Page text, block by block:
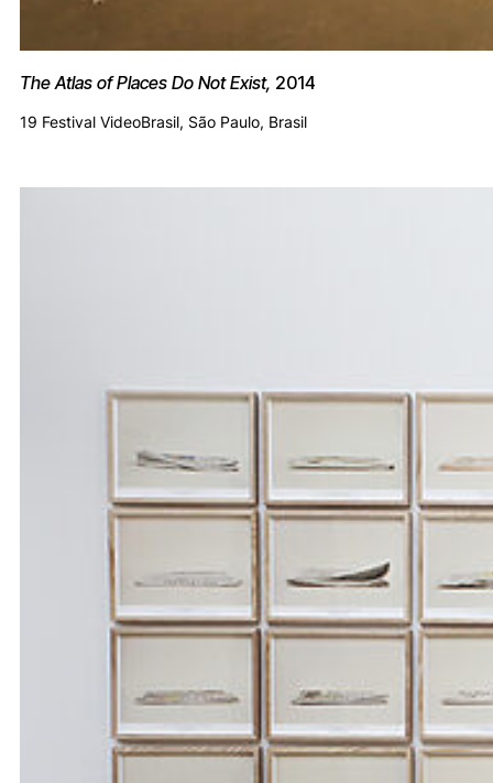
The Atlas of Places Do Not Exist, 2014
19 Festival VideoBrasil, São Paulo, Brasil